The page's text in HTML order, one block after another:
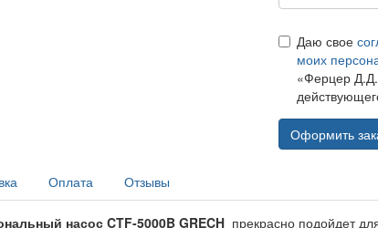
Даю свое
моих
«Ферцер
Оформить
Оплата Отзывы
насос CTF-5000B GRECHпрекрасно подойдет